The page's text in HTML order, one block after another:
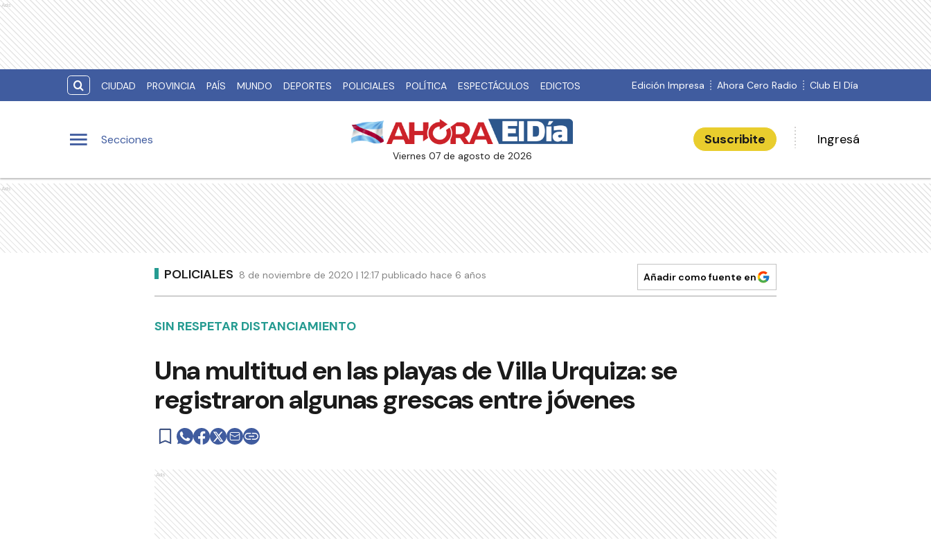
Ads
CIUDAD PROVINCIA PAÍS MUNDO DEPORTES POLICIALES POLÍTICA ESPECTÁCULOS EDICTOS Edición Impresa Ahora Cero Radio Club El Día
Secciones
viernes 07 de agosto de 2026
Suscribite Ingresá
Ads
POLICIALES 8 de noviembre de 2020 | 12:17 publicado hace 6 años Añadir como fuente en
SIN RESPETAR DISTANCIAMIENTO
Una multitud en las playas de Villa Urquiza: se
registraron algunas grescas entre jóvenes
Ads